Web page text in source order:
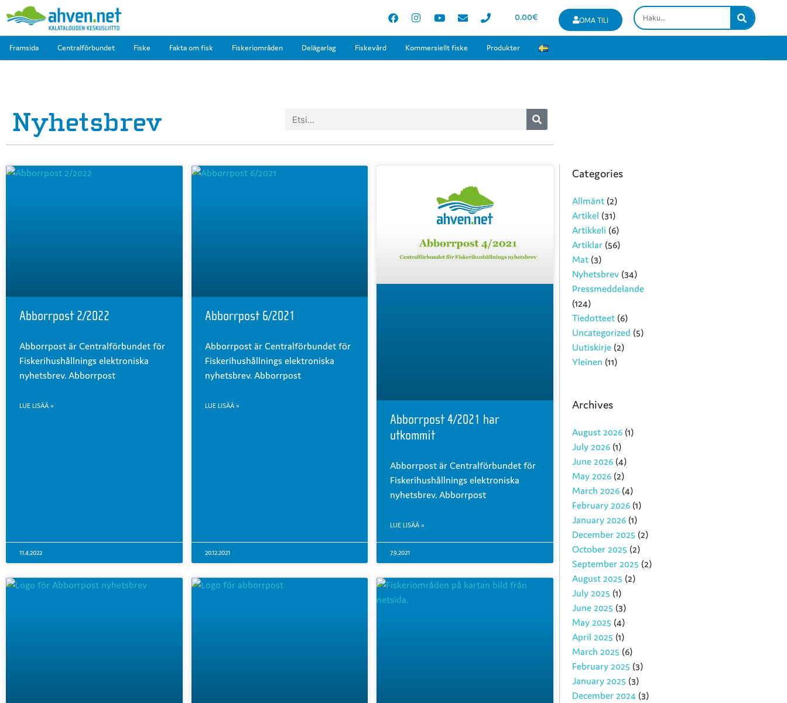
0.00€ OMA TILI
Framsida Centralförbundet Fiske Fakta om fisk Fiskeriområden Delägarlag Fiskevård Kommersiellt fiske Produkter
Nyhetsbrev
Abborrpost 2/2022
Abborrpost är Centralförbundet för
Fiskerihushållnings elektroniska
nyhetsbrev. Abborrpost
LUE LISÄÄ »
11.4.2022
Abborrpost 6/2021
Abborrpost är Centralförbundet för
Fiskerihushållnings elektroniska
nyhetsbrev. Abborrpost
LUE LISÄÄ »
20.12.2021
Abborrpost 4/2021 har
utkommit
Abborrpost är Centralförbundet för
Fiskerihushållnings elektroniska
nyhetsbrev. Abborrpost
LUE LISÄÄ »
7.9.2021
Categories
Allmänt (2)
Artikel (31)
Artikkeli (6)
Artiklar (56)
Mat (3)
Nyhetsbrev (34)
Pressmeddelande
(124)
Tiedotteet (6)
Uncategorized (5)
Uutiskirje (2)
Yleinen (11)
Archives
August 2026 (1)
July 2026 (1)
June 2026 (4)
May 2026 (2)
March 2026 (4)
February 2026 (1)
January 2026 (1)
December 2025 (2)
October 2025 (2)
September 2025 (2)
August 2025 (2)
July 2025 (1)
June 2025 (3)
May 2025 (4)
April 2025 (1)
March 2025 (6)
February 2025 (3)
January 2025 (3)
December 2024 (3)